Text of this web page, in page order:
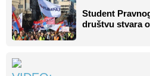
Student
društvu stvara